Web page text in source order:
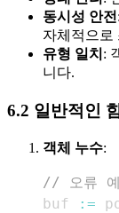
동시성 안전
자체적으로
유형 일치 :
니다.
6.2 일반적인
객체 누수:
// 오류
buf
:=